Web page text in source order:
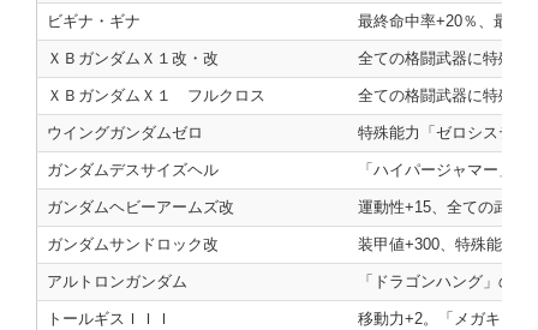
ビギナ・ギナ 最終命中率+20％、最終
ＸＢガンダムＸ１改・改 全ての格闘武器に特殊効
ＸＢガンダムＸ１ フルクロス 全ての格闘武器に特殊効
ウイングガンダムゼロ 特殊能力「ゼロシステム
ガンダムデスサイズヘル 「ハイパージャマー」
ガンダムヘビーアームズ改 運動性+15、全ての武器
ガンダムサンドロック改 装甲値+300、特殊能力
アルトロンガンダム 「ドラゴンハング」の
トールギスＩＩＩ 移動力+2。「メガキャ